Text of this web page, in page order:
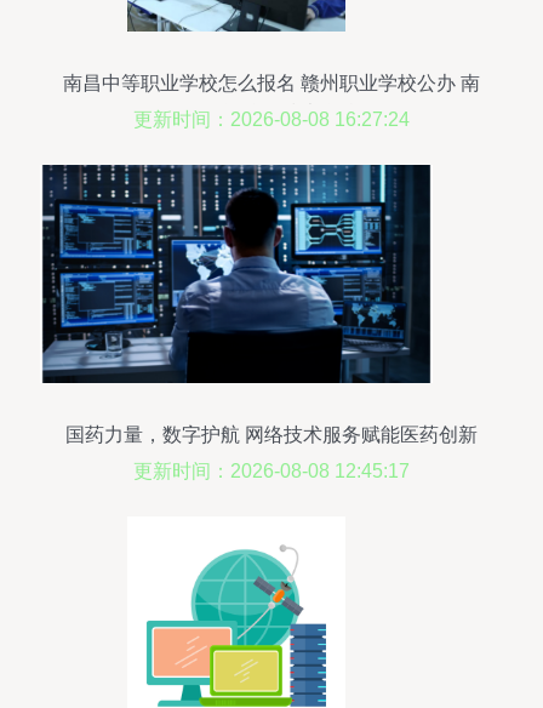
南昌中等职业学校怎么报名 赣州职业学校公办 南
昌向远轨道技术学校
更新时间：2026-08-08 16:27:24
国药力量，数字护航 网络技术服务赋能医药创新
更新时间：2026-08-08 12:45:17